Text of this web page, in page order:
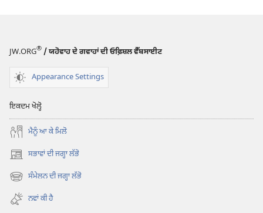
JW.ORG® / ਯਹੋਵਾਹ ਦੇ ਗਵਾਹਾਂ ਦੀ ਓਫ਼ਿਸ਼ਲ ਵੈੱਬਸਾਈਟ
Appearance Settings
ਇਕਦਮ ਖੋਲ੍ਹੋ
ਮੈਨੂੰ ਆ ਕੇ ਮਿਲੋ
ਸਭਾਵਾਂ ਦੀ ਜਗ੍ਹਾ ਲੱਭੋ
(opens
new
window)
ਸੰਮੇਲਨ ਦੀ ਜਗ੍ਹਾ ਲੱਭੋ
(opens
new
window)
ਨਵਾਂ ਕੀ ਹੈ